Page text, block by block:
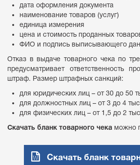
дата оформления документа
наименование товаров (услуг)
единица измерения
цена и стоимость проданных
ФИО и подпись выписывающего
Отказ в выдаче товарного чека по
предусматривает ответственность
штраф. Размер штрафных санкций:
для юридических лиц – от 30 до 50
для должностных лиц – от 3 до 4
для физических лиц – от 1,5 до 2
Скачать бланк товарного чека можно
Скачать бланк